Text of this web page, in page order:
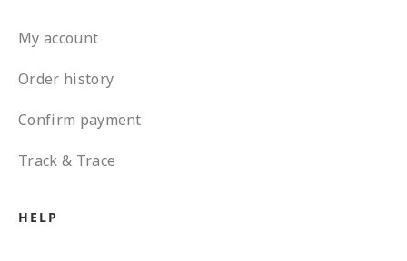
My account
Order history
Confirm payment
Track & Trace
HELP